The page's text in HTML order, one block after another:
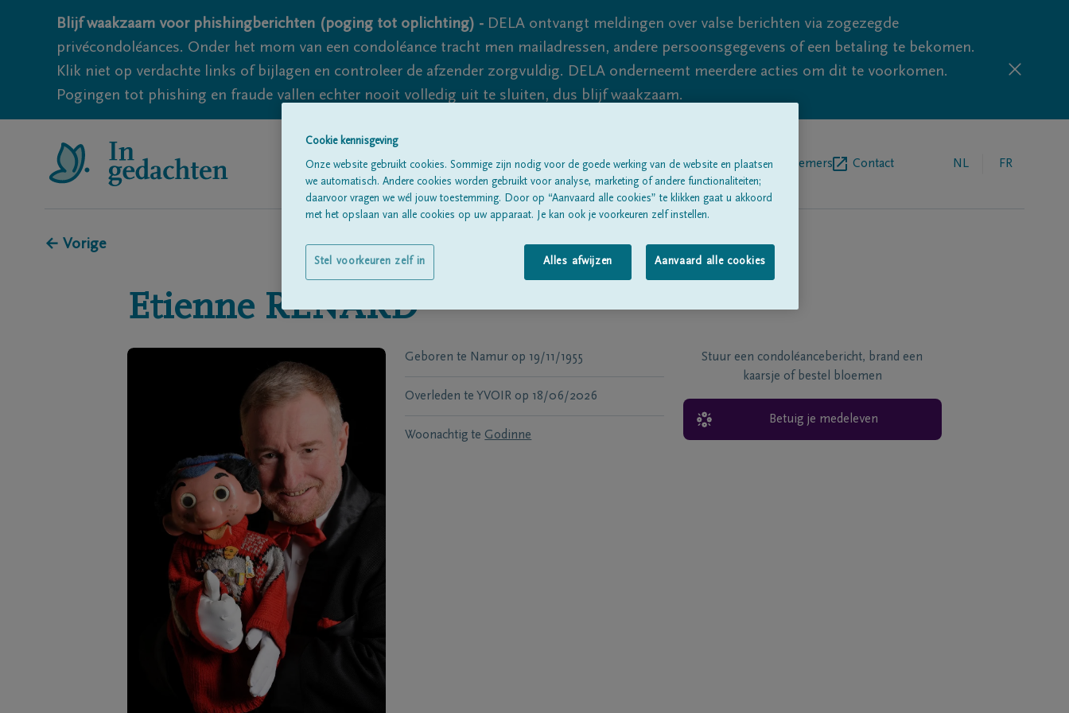
Blijf waakzaam voor phishingberichten (poging tot oplichting) - DELA ontvangt meldingen over valse berichten via zogezegde
privécondoléances. Onder het mom van een condoléance tracht men mailadressen, andere persoonsgegevens of een betaling te bekomen.
Klik niet op verdachte links of bijlagen en controleer de afzender zorgvuldig. DELA onderneemt meerdere acties om dit te voorkomen.
Pogingen tot phishing en fraude vallen echter nooit volledig uit te sluiten, dus blijf waakzaam.
Alle rouwberichtenOver onsBegrafenisondernemers Contact NL FR
← Vorige
Etienne RENARD
Geboren te Namur op 19/11/1955
Overleden te YVOIR op 18/06/2026
Woonachtig te Godinne
Stuur een condoléancebericht, brand een
kaarsje of bestel bloemen
Betuig je medeleven
Cookie kennisgeving
Onze website gebruikt cookies. Sommige zijn nodig voor de goede werking van de website en plaatsen
we automatisch. Andere cookies worden gebruikt voor analyse, marketing of andere functionaliteiten;
daarvoor vragen we wél jouw toestemming. Door op “Aanvaard alle cookies” te klikken gaat u akkoord
met het opslaan van alle cookies op uw apparaat. Je kan ook je voorkeuren zelf instellen.
Alles afwijzen Aanvaard alle cookies
Stel voorkeuren zelf in